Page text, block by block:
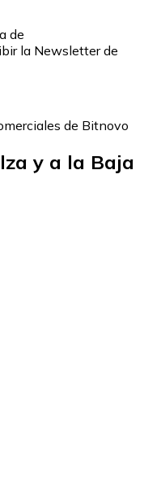
de
la Newsletter de
de Bitnovo
y a la Baja